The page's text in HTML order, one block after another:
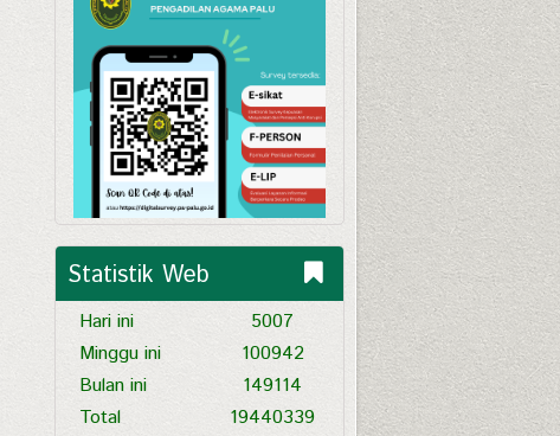
Statistik Web
Hari ini
Minggu ini
Bulan ini
Total
5007
100942
149114
19440339